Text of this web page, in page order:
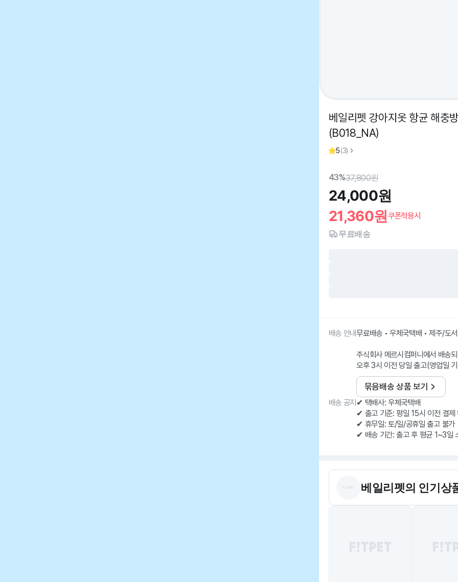
베일리펫 강아지옷 항균 해충
(B018_NA)
5(3)
43%37,800원
24,000원
21,360원쿠폰적용시
무료배송
배송 안내무료배송 • 우체국택배 • 제주/도
주식회사 메르시컴퍼니에서 배송
오후 3시 이전 당일 출고(영업일
묶음배송 상품 보기
배송 공지✔ 택배사: 우체국택배
✔ 출고 기준: 평일 15시 이전 결제
✔ 휴무일: 토/일/공휴일 출고 불가
✔ 배송 기간: 출고 후 평균 1~3일
베일리펫의 인기상